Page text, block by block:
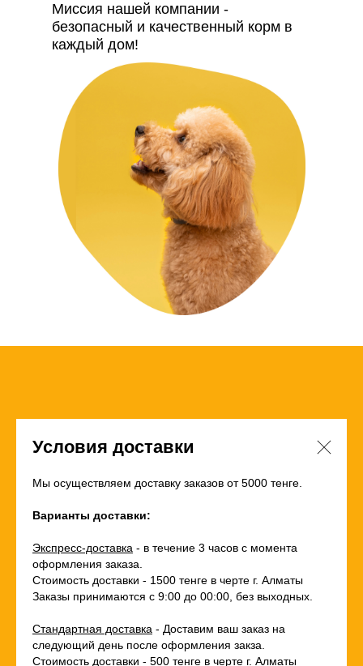
Миссия нашей компании -
безопасный и качественный корм в
каждый дом!
Условия доставки
Мы осуществляем доставку заказов от 5000 тенге.
Варианты доставки:
Экспресс-доставка - в течение 3 часов с момента
оформления заказа.
Стоимость доставки - 1500 тенге в черте г. Алматы
Заказы принимаются с 9:00 до 00:00, без выходных.
Стандартная доставка - Доставим ваш заказ на
следующий день после оформления закза.
Стоимость доставки - 500 тенге в черте г. Алматы